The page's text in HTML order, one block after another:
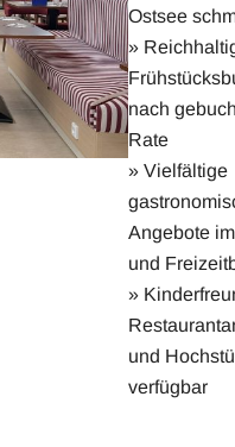
Ostsee
»
nach
Rate
» Vielfältige
Angebote
und
»
und
verfügbar